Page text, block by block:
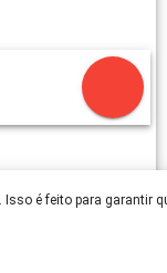
é feito para garantir